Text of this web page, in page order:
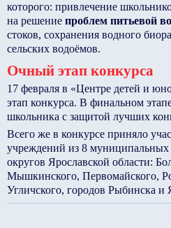
которого: привлечение
на решение проблем питьевой
стоков, сохранения водного
сельских водоёмов.
Очный этап конкурса
17 февраля в «Центре детей и
этап конкурса. В финальном
школьника с защитой лучших
Всего же в конкурсе приняло
учреждений из 8 муниципальных
округов Ярославской области:
Мышкинского, Первомайского,
Угличского, городов Рыбинска и